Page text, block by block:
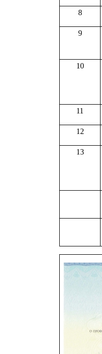
8
9
10
11
12
13